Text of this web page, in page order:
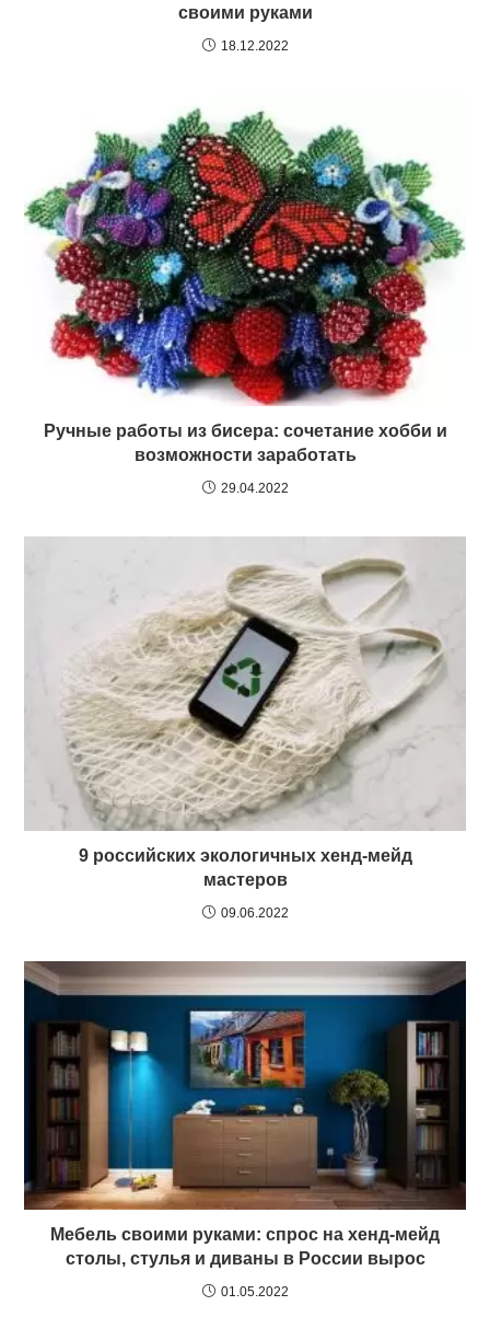
своими руками
18.12.2022
Ручные работы из бисера: сочетание хобби и
возможности заработать
29.04.2022
9 российских экологичных хенд-мейд
мастеров
09.06.2022
Мебель своими руками: спрос на хенд-мейд
столы, стулья и диваны в России вырос
01.05.2022